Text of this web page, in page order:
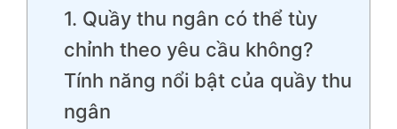
1. Quầy thu ngân có thể tùy
chỉnh theo yêu cầu không?
Tính năng nổi bật của quầy thu
ngân